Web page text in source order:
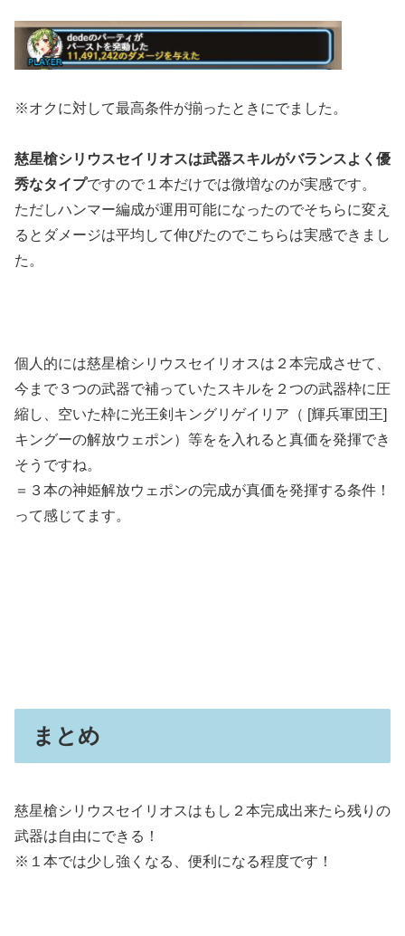
※オクに対して最高条件が揃ったときにでました。
慈星槍シリウスセイリオスは武器スキルがバランスよく優
秀なタイプですので１本だけでは微増なのが実感です。
ただしハンマー編成が運用可能になったのでそちらに変え
るとダメージは平均して伸びたのでこちらは実感できまし
た。
個人的には慈星槍シリウスセイリオスは２本完成させて、
今まで３つの武器で補っていたスキルを２つの武器枠に圧
縮し、空いた枠に光王剣キングリゲイリア（ [輝兵軍団王]
キングーの解放ウェポン）等をを入れると真価を発揮でき
そうですね。
＝３本の神姫解放ウェポンの完成が真価を発揮する条件！
って感じてます。
まとめ
慈星槍シリウスセイリオスはもし２本完成出来たら残りの
武器は自由にできる！
※１本では少し強くなる、便利になる程度です！